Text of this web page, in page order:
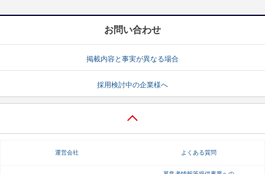
お問い合わせ
掲載内容と事実が異なる場合
採用検討中の企業様へ
運営会社 よくある質問